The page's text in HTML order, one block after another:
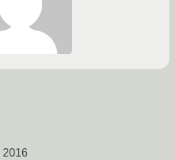
2016